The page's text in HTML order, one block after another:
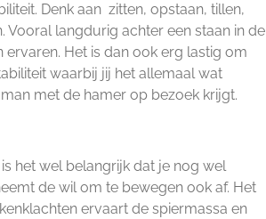
Denk aan zitten, opstaan, tillen,
Vooral langdurig achter een staan in de
Het is dan ook erg lastig om
waarbij jij het allemaal wat
met de hamer op bezoek krijgt.
het wel belangrijk dat je nog wel
de wil om te bewegen ook af. Het
ervaart de spiermassa en